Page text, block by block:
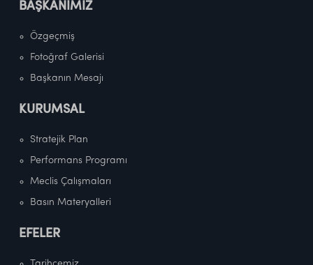
BAŞKANIMIZ
Özgeçmiş
Fotoğraf Galerisi
Başkanın Mesajı
KURUMSAL
Stratejik Plan
Performans Programı
Meclis Çalışmaları
Basın Materyalleri
EFELER